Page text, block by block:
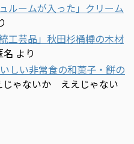
ルームが入った」クリーム
工芸品」秋田杉桶樽の木材
名 より
しい非常食の和菓子・餅の
じゃないか ええじゃない